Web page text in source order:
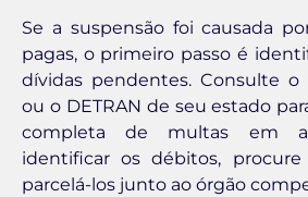
Se a suspensão foi causada
pagas, o primeiro passo é
dívidas pendentes. Consulte o
ou o DETRAN de seu estado
completa de multas em
identificar os débitos,
parcelá-los junto ao órgão